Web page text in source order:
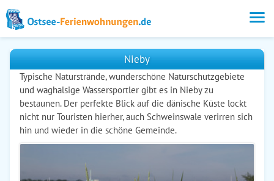
Nieby
Typische Naturstrände, wunderschöne Naturschutzgebiete
und waghalsige Wassersportler gibt es in Nieby zu
bestaunen. Der perfekte Blick auf die dänische Küste lockt
nicht nur Touristen hierher, auch Schweinswale verirren sich
hin und wieder in die schöne Gemeinde.